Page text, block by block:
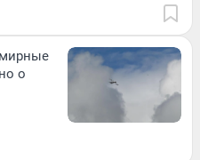
о